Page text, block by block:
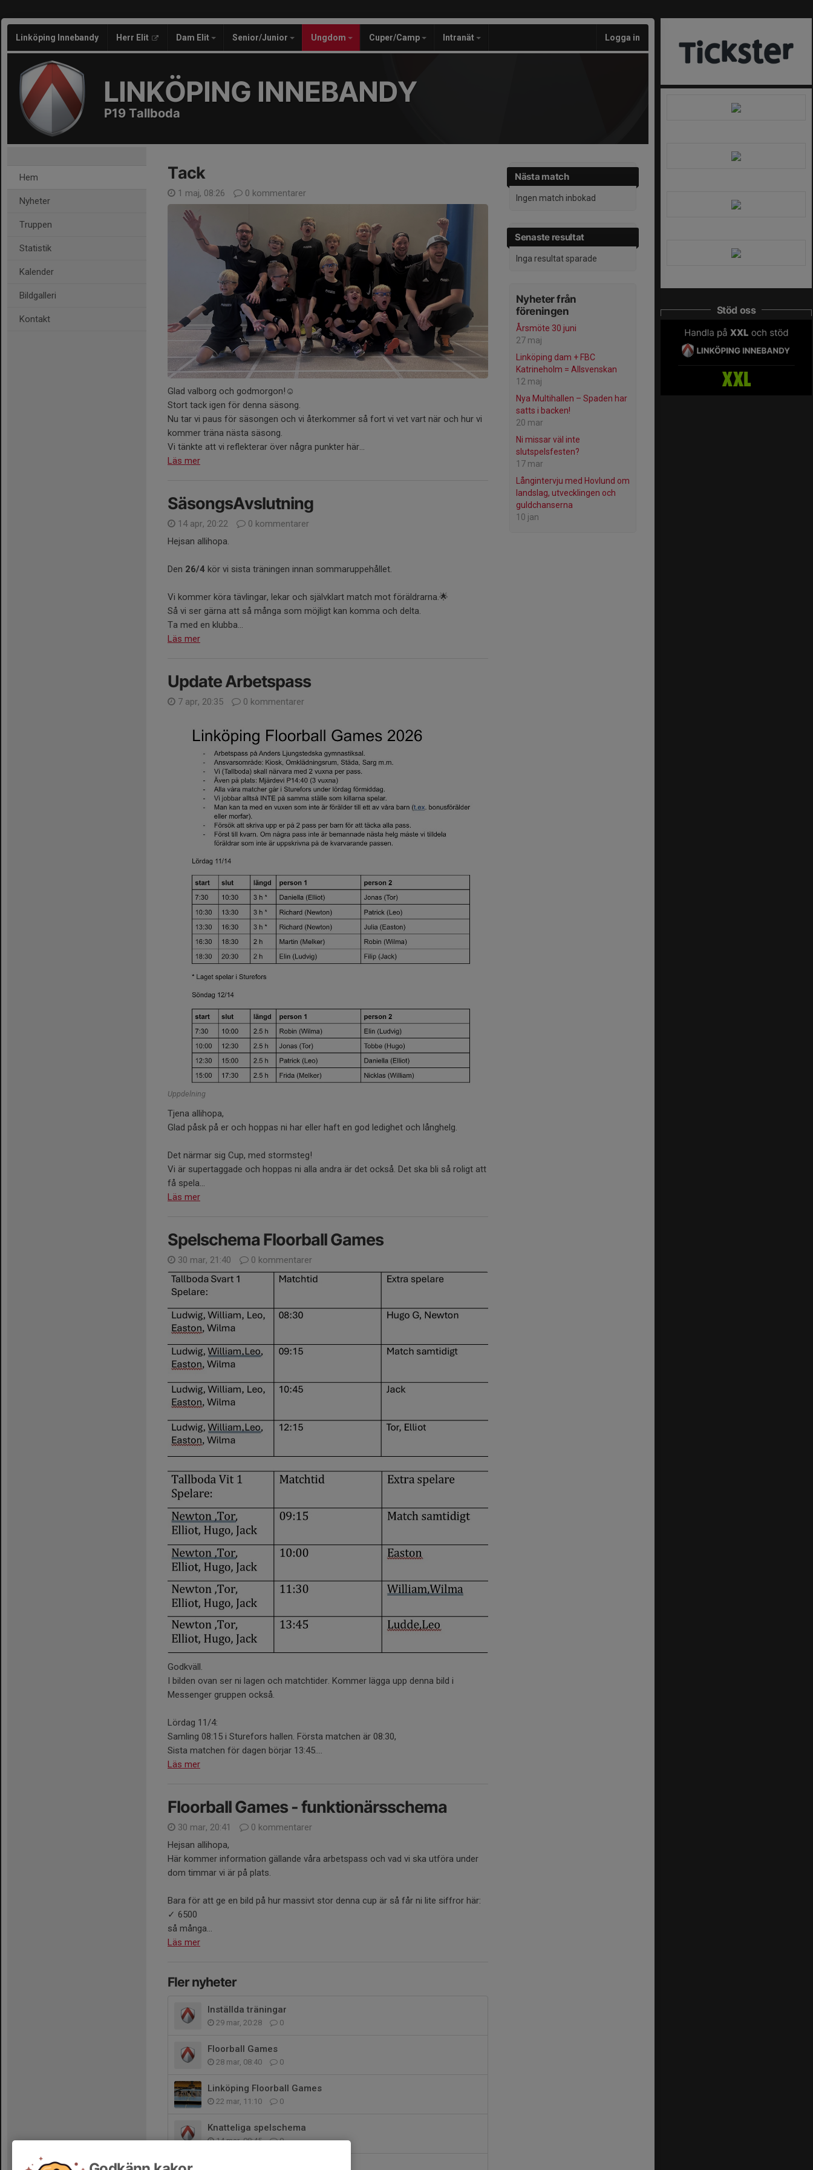
Linköping Innebandy Herr Elit Dam Elit Senior/Junior Ungdom Cuper/Camp Intranät Logga in
LINKÖPING INNEBANDY
P19 Tallboda
Hem
Nyheter
Truppen
Statistik
Kalender
Bildgalleri
Kontakt
Nästa match
Ingen match inbokad
Senaste resultat
Inga resultat sparade
Nyheter från
föreningen
Årsmöte 30 juni
27 maj
Linköping dam + FBC
Katrineholm = Allsvenskan
12 maj
Nya Multihallen – Spaden har
satts i backen!
20 mar
Ni missar väl inte
slutspelsfesten?
17 mar
Långintervju med Hovlund om
landslag, utvecklingen och
guldchanserna
10 jan
Tack
1 maj, 08:26 0 kommentarer
Glad valborg och godmorgon!☺️
Stort tack igen för denna säsong.
Nu tar vi paus för säsongen och vi återkommer så fort vi vet vart när och hur vi
kommer träna nästa säsong.
Vi tänkte att vi reflekterar över några punkter här...
Läs mer
SäsongsAvslutning
14 apr, 20:22
0 kommentarer
Hejsan allihopa.
Den 26/4 kör vi sista träningen innan sommaruppehållet.
Vi kommer köra tävlingar, lekar och självklart match mot föräldrarna.🌟
Så vi ser gärna att så många som möjligt kan komma och delta.
Ta med en klubba...
Läs mer
Update Arbetspass
7 apr, 20:35 0 kommentarer
Uppdelning
Tjena allihopa,
Glad påsk på er och hoppas ni har eller haft en god ledighet och långhelg.
Det närmar sig Cup, med stormsteg!
Vi är supertaggade och hoppas ni alla andra är det också. Det ska bli så roligt att
få spela...
Läs mer
Spelschema Floorball Games
30 mar, 21:40 0 kommentarer
Godkväll.
I bilden ovan ser ni lagen och matchtider. Kommer lägga upp denna bild i
Messenger gruppen också.
Lördag 11/4:
Samling 08:15 i Sturefors hallen. Första matchen är 08:30,
Sista matchen för dagen börjar 13:45....
Läs mer
Floorball Games - funktionärsschema
30 mar, 20:41
0 kommentarer
Hejsan allihopa,
Här kommer information gällande våra arbetspass och vad vi ska utföra under
dom timmar vi är på plats.
Bara för att ge en bild på hur massivt stor denna cup är så får ni lite siffror här:
✓ 6500
så många...
Läs mer
Fler nyheter
Inställda träningar
29 mar, 20:28 0
Floorball Games
28 mar, 08:40 0
Linköping Floorball Games
22 mar, 11:10 0
Knatteliga spelschema
14 mar, 08:45 0
Stöd oss